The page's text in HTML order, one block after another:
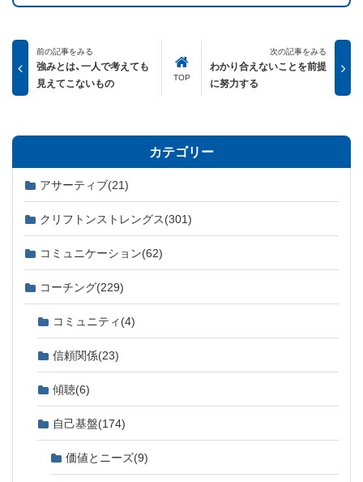
前の記事をみる
強みとは、一人で考えても
見えてこないもの
TOP
次の記事をみる
わかり合えないことを前提
に努力する
カテゴリー
アサーティブ(21)
クリフトンストレングス(301)
コミュニケーション(62)
コーチング(229)
コミュニティ (4)
信頼関係(23)
傾聴(6)
自己基盤(174)
価値とニーズ(9)